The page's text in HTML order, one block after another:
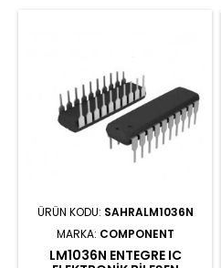
ÜRÜN KODU: SAHRALM1036N
MARKA: COMPONENT
LM1036N ENTEGRE IC